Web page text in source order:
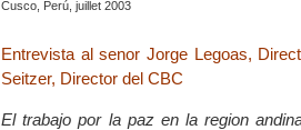
Cusco, Perú, juillet 2003
Entrevista al senor Jorge Legoas,
Seitzer, Director del CBC
El trabajo por la paz en la region